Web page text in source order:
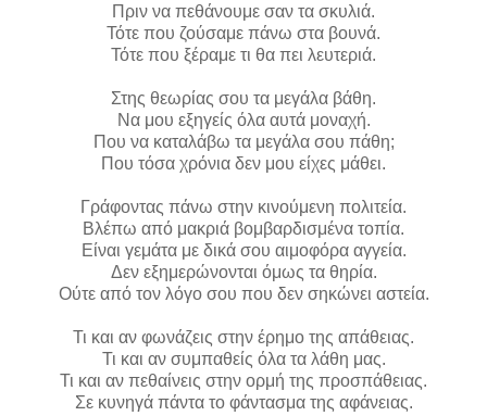
Πριν να πεθάνουμε σαν τα σκυλιά.
Τότε που ζούσαμε πάνω στα βουνά.
Τότε που ξέραμε τι θα πει λευτεριά.
Στης θεωρίας σου τα μεγάλα βάθη.
Να μου εξηγείς όλα αυτά μοναχή.
Που να καταλάβω τα μεγάλα σου πάθη;
Που τόσα χρόνια δεν μου είχες μάθει.
Γράφοντας πάνω στην κινούμενη πολιτεία.
Βλέπω από μακριά βομβαρδισμένα τοπία.
Είναι γεμάτα με δικά σου αιμοφόρα αγγεία.
Δεν εξημερώνονται όμως τα θηρία.
Ούτε από τον λόγο σου που δεν σηκώνει αστεία.
Τι και αν φωνάζεις στην έρημο της απάθειας.
Τι και αν συμπαθείς όλα τα λάθη μας.
Τι και αν πεθαίνεις στην ορμή της προσπάθειας.
Σε κυνηγά πάντα το φάντασμα της αφάνειας.